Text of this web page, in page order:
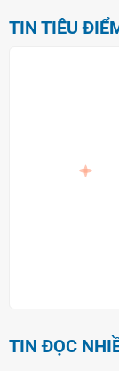
TIN TIÊU
TIN ĐỌC